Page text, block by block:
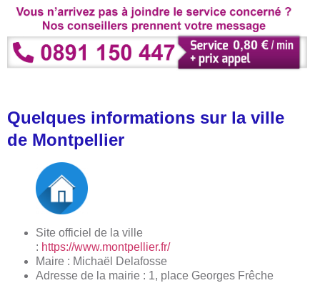
Quelques informations sur la ville
de Montpellier
Site officiel de la ville
: https://www.montpellier.fr/
Maire : Michaël Delafosse
Adresse de la mairie : 1, place Georges Frêche